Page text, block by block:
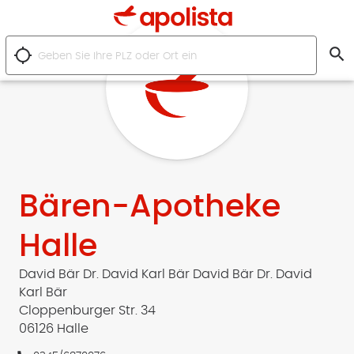
location_searching search
Bären-Apotheke
Halle
David Bär Dr. David Karl Bär David Bär Dr. David
Karl Bär
Cloppenburger Str. 34
06126 Halle